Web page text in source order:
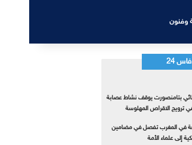
وفنون
فاس 24
بتامنصورت يوقف نشاط عصابة
الاقراص المهلوسة
في المغرب تفصل في مضامين
إلى علماء الأمة